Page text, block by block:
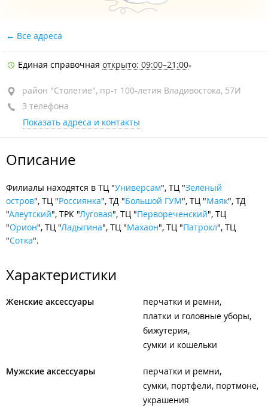
Все адреса
Единая справочная открыто: 09:00–21:00
район "Столетие", пр-т 100-летия Владивостока, 57И
3 телефона
Показать адреса и контакты
Описание
Филиалы находятся в ТЦ "Универсам", ТЦ "Зелёный
остров", ТЦ "Россиянка", ТД "Большой ГУМ", ТЦ "Маяк", ТД
"Алеутский", ТРК "Луговая", ТЦ "Первореченский", ТЦ
"Орион", ТЦ "Ладыгина", ТЦ "Махаон", ТЦ "Патрокл", ТЦ
"Сотка".
Характеристики
Женские аксессуары
перчатки и ремни
платки и головные уборы
бижутерия
сумки и кошельки
Мужские аксессуары
перчатки и ремни
сумки, портфели, портмоне
украшения